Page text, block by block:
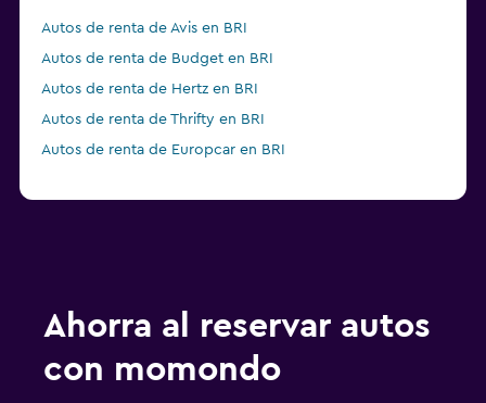
Autos de renta de Avis en BRI
Autos de renta de Budget en BRI
Autos de renta de Hertz en BRI
Autos de renta de Thrifty en BRI
Autos de renta de Europcar en BRI
Ahorra al reservar autos
con momondo